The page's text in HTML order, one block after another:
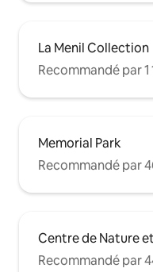
La Menil Collection
Recommandé par
Memorial Park
Recommandé par
Centre de Nature
Recommandé par